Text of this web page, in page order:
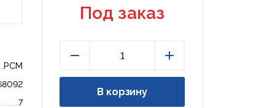
РСМ
7
Под заказ
В корзину